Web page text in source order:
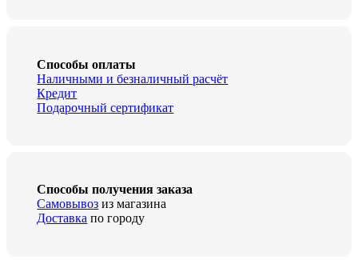
Способы оплаты
Наличными и безналичный расчёт
Кредит
Подарочный сертификат
Способы получения заказа
Самовывоз из магазина
Доставка по городу